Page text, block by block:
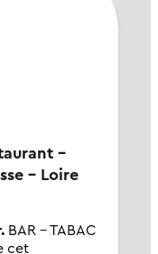
- Loire
BAR - TABAC
cet